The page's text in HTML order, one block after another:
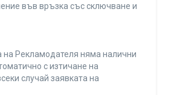
във връзка със сключване и
на Рекламодателя няма налични
с изтичане на
случай заявката на